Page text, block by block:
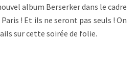
album Berserker dans le cadre
! Et ils ne seront pas seuls ! On
sur cette soirée de folie.